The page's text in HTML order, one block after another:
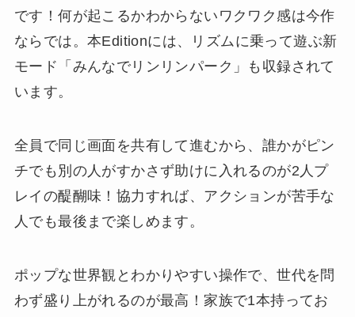
です！何が起こるかわからないワクワク感は今作
ならでは。本Editionには、リズムに乗って遊ぶ新
モード「みんなでリンリンパーク」も収録されて
います。
全員で同じ画面を共有して進むから、誰かがピン
チでも別の人がすかさず助けに入れるのが2人プ
レイの醍醐味！協力すれば、アクションが苦手な
人でも最後まで楽しめます。
ポップな世界観とわかりやすい操作で、世代を問
わず盛り上がれるのが最高！家族で1本持ってお